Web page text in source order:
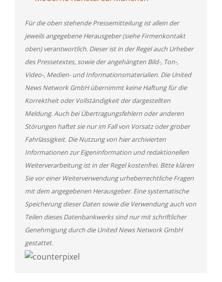
Für die oben stehende Pressemitteilung ist allein der
jeweils angegebene Herausgeber (siehe Firmenkontakt
oben) verantwortlich. Dieser ist in der Regel auch Urheber
des Pressetextes, sowie der angehängten Bild-, Ton-,
Video-, Medien- und Informationsmaterialien. Die United
News Network GmbH übernimmt keine Haftung für die
Korrektheit oder Vollständigkeit der dargestellten
Meldung. Auch bei Übertragungsfehlern oder anderen
Störungen haftet sie nur im Fall von Vorsatz oder grober
Fahrlässigkeit. Die Nutzung von hier archivierten
Informationen zur Eigeninformation und redaktionellen
Weiterverarbeitung ist in der Regel kostenfrei. Bitte klären
Sie vor einer Weiterverwendung urheberrechtliche Fragen
mit dem angegebenen Herausgeber. Eine systematische
Speicherung dieser Daten sowie die Verwendung auch von
Teilen dieses Datenbankwerks sind nur mit schriftlicher
Genehmigung durch die United News Network GmbH
gestattet.